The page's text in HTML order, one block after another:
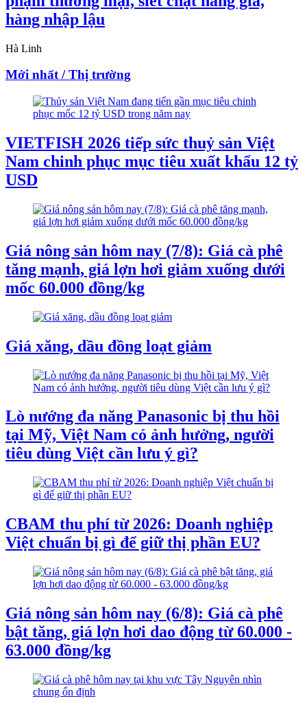
hàng nhập lậu
Hà Linh
Mới nhất / Thị trường
VIETFISH 2026 tiếp sức thuỷ sản Việt
Nam chinh phục mục tiêu xuất khẩu 12 tỷ
USD
Giá nông sản hôm nay (7/8): Giá cà phê
tăng mạnh, giá lợn hơi giảm xuống dưới
mốc 60.000 đồng/kg
Giá xăng, dầu đồng loạt giảm
Lò nướng đa năng Panasonic bị thu hồi
tại Mỹ, Việt Nam có ảnh hưởng, người
tiêu dùng Việt cần lưu ý gì?
CBAM thu phí từ 2026: Doanh nghiệp
Việt chuẩn bị gì để giữ thị phần EU?
Giá nông sản hôm nay (6/8): Giá cà phê
bật tăng, giá lợn hơi dao động từ 60.000 -
63.000 đồng/kg